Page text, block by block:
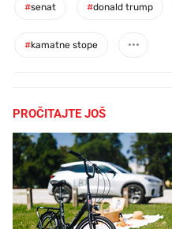
#senat #donald trump
#kamatne stope
PROČITAJTE JOŠ